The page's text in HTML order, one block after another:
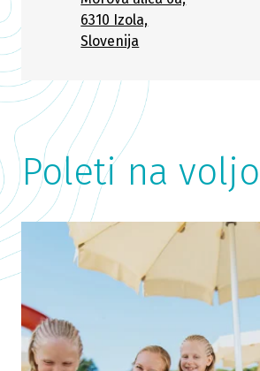
6310 Izola,
Slovenija
Poleti na